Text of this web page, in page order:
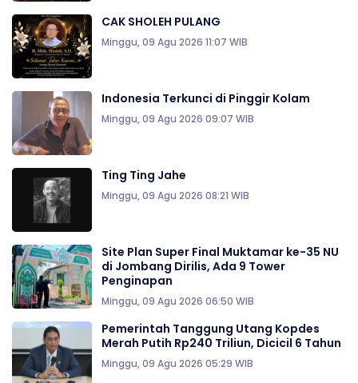
CAK SHOLEH PULANG
Minggu, 09 Agu 2026 11:07 WIB
Indonesia Terkunci di Pinggir Kolam
Minggu, 09 Agu 2026 09:07 WIB
Ting Ting Jahe
Minggu, 09 Agu 2026 08:21 WIB
Site Plan Super Final Muktamar ke-35 NU
di Jombang Dirilis, Ada 9 Tower
Penginapan
Minggu, 09 Agu 2026 06:50 WIB
Pemerintah Tanggung Utang Kopdes
Merah Putih Rp240 Triliun, Dicicil 6 Tahun
Minggu, 09 Agu 2026 05:29 WIB